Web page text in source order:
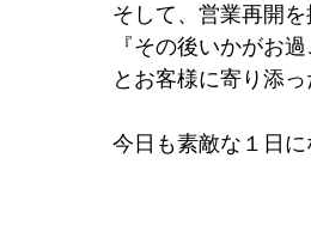
そして、営業再開
『その後いかがお
とお客様に寄り添
今日も素敵な１日